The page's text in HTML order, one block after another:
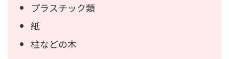
プラスチック類
紙
柱などの木